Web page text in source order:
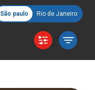
São paulo Rio de Janeiro